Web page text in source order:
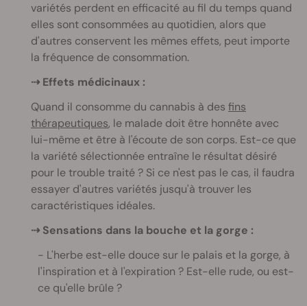
variétés perdent en efficacité au fil du temps quand
elles sont consommées au quotidien, alors que
d'autres conservent les mêmes effets, peut importe
la fréquence de consommation.
⇢ Effets médicinaux :
Quand il consomme du cannabis à des fins
thérapeutiques, le malade doit être honnête avec
lui-même et être à l'écoute de son corps. Est-ce que
la variété sélectionnée entraîne le résultat désiré
pour le trouble traité ? Si ce n'est pas le cas, il faudra
essayer d'autres variétés jusqu'à trouver les
caractéristiques idéales.
⇢ Sensations dans la bouche et la gorge :
L'herbe est-elle douce sur le palais et la gorge, à
l'inspiration et à l'expiration ? Est-elle rude, ou est-
ce qu'elle brûle ?